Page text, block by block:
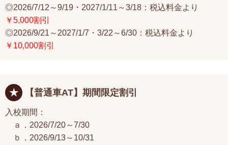
◎2026/7/12～9/19・2027/1/11～3/18：税込料金より
￥5,000割引
◎2026/9/21～2027/1/7・3/22～6/30：税込料金より
￥10,000割引
【普通車AT】期間限定割引
入校期間：
ａ．2026/7/20～7/30
ｂ．2026/9/13～10/31